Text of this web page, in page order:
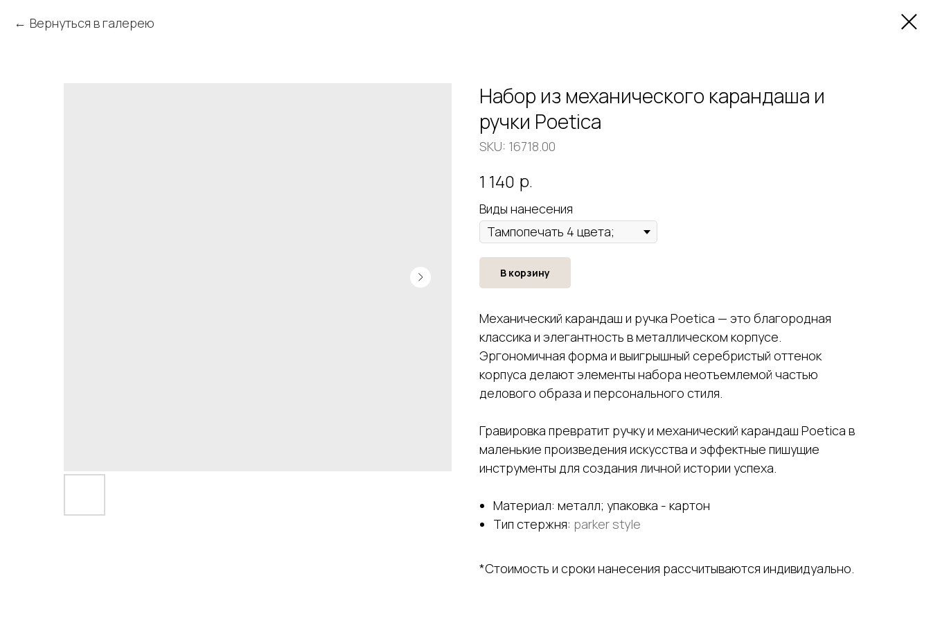
Вернуться в галерею
Набор из механического карандаша и
ручки Poetica
SKU: 16718.00
1 140 р.
Виды нанесения
В корзину
Механический карандаш и ручка Poetica — это благородная
классика и элегантность в металлическом корпусе.
Эргономичная форма и выигрышный серебристый оттенок
корпуса делают элементы набора неотъемлемой частью
делового образа и персонального стиля.
Гравировка превратит ручку и механический карандаш Poetica в
маленькие произведения искусства и эффектные пишущие
инструменты для создания личной истории успеха.
Материал: металл; упаковка - картон
Тип стержня: parker style
*Стоимость и сроки нанесения рассчитываются индивидуально.